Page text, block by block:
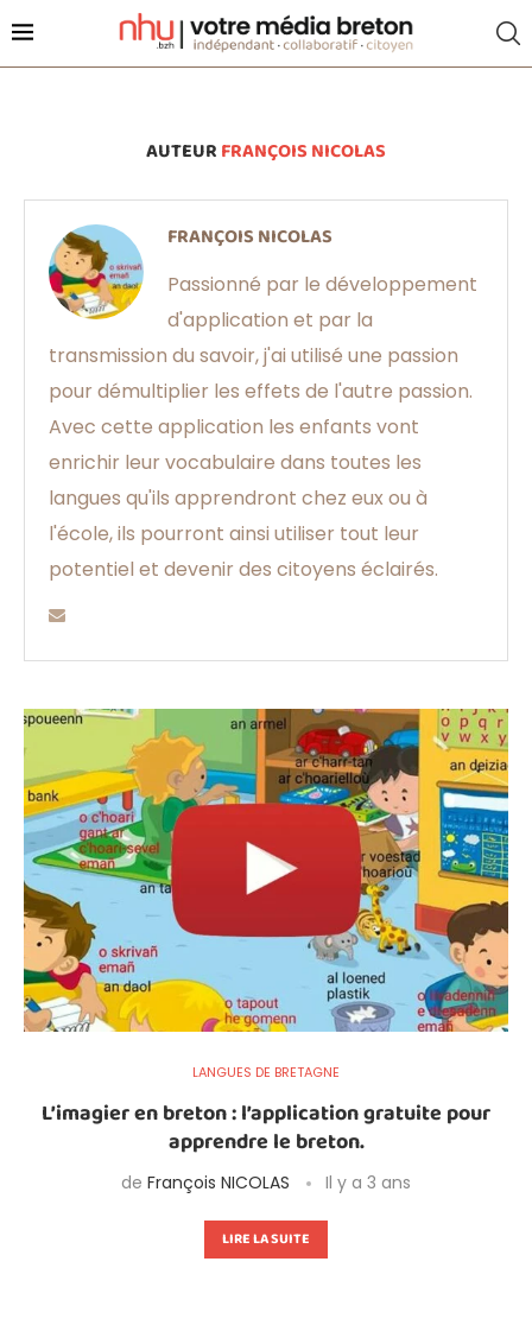
AUTEUR FRANÇOIS NICOLAS
FRANÇOIS NICOLAS
Passionné par le développement
d'application et par la
transmission du savoir, j'ai utilisé une passion
pour démultiplier les effets de l'autre passion.
Avec cette application les enfants vont
enrichir leur vocabulaire dans toutes les
langues qu'ils apprendront chez eux ou à
l'école, ils pourront ainsi utiliser tout leur
potentiel et devenir des citoyens éclairés.
LANGUES DE BRETAGNE
L’imagier en breton : l’application gratuite pour
apprendre le breton.
de François NICOLAS Il y a 3 ans
LIRE LA SUITE